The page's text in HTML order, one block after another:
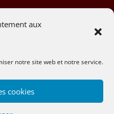
aux
notre site web et notre service.
cookies
de vente